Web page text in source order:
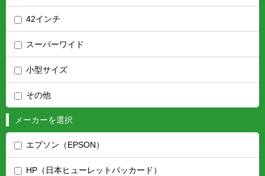
42インチ
スーパーワイド
小型サイズ
その他
メーカーを選択
エプソン（EPSON）
HP（日本ヒューレットパッカード）